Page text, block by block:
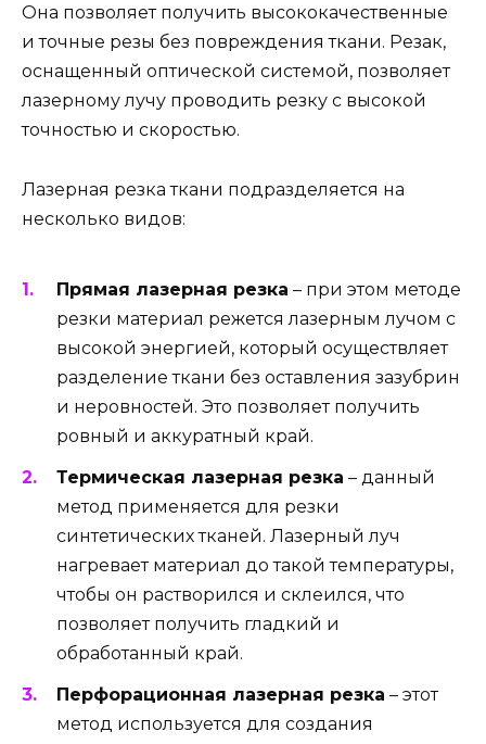
Она позволяет получить высококачественные
и точные резы без повреждения ткани. Резак,
оснащенный оптической системой, позволяет
лазерному лучу проводить резку с высокой
точностью и скоростью.
Лазерная резка ткани подразделяется на
несколько видов:
Прямая лазерная резка – при этом методе
резки материал режется лазерным лучом с
высокой энергией, который осуществляет
разделение ткани без оставления зазубрин
и неровностей. Это позволяет получить
ровный и аккуратный край.
Термическая лазерная резка – данный
метод применяется для резки
синтетических тканей. Лазерный луч
нагревает материал до такой температуры,
чтобы он растворился и склеился, что
позволяет получить гладкий и
обработанный край.
Перфорационная лазерная резка – этот
метод используется для создания